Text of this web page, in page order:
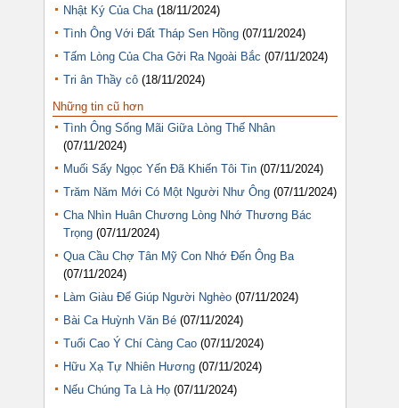
Nhật Ký Của Cha (18/11/2024)
Tình Ông Với Đất Tháp Sen Hồng (07/11/2024)
Tấm Lòng Của Cha Gởi Ra Ngoài Bắc (07/11/2024)
Tri ân Thầy cô (18/11/2024)
Những tin cũ hơn
Tình Ông Sống Mãi Giữa Lòng Thế Nhân
(07/11/2024)
Muối Sấy Ngọc Yến Đã Khiến Tôi Tin (07/11/2024)
Trăm Năm Mới Có Một Người Như Ông (07/11/2024)
Cha Nhìn Huân Chương Lòng Nhớ Thương Bác
Trọng (07/11/2024)
Qua Cầu Chợ Tân Mỹ Con Nhớ Đến Ông Ba
(07/11/2024)
Làm Giàu Để Giúp Người Nghèo (07/11/2024)
Bài Ca Huỳnh Văn Bé (07/11/2024)
Tuổi Cao Ý Chí Càng Cao (07/11/2024)
Hữu Xạ Tự Nhiên Hương (07/11/2024)
Nếu Chúng Ta Là Họ (07/11/2024)